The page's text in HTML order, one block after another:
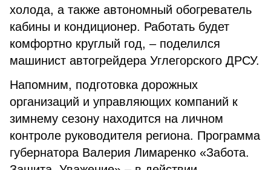
холода, а также автономный обогреватель
кабины и кондиционер. Работать будет
комфортно круглый год, – поделился
машинист автогрейдера Углегорского ДРСУ.
Напомним, подготовка дорожных
организаций и управляющих компаний к
зимнему сезону находится на личном
контроле руководителя региона. Программа
губернатора Валерия Лимаренко «Забота.